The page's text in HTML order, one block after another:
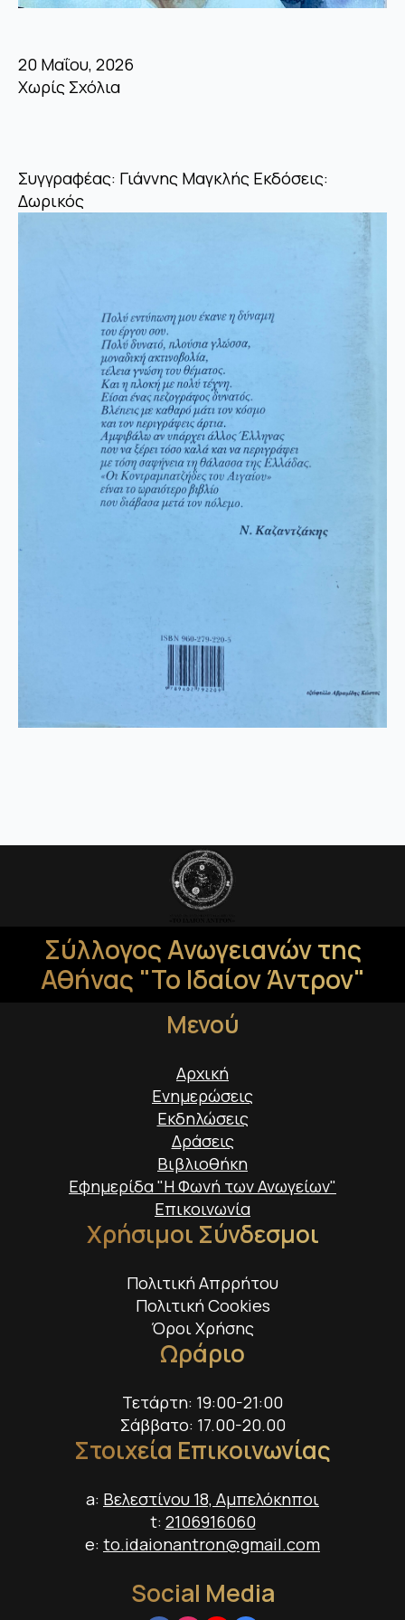
20 Μαΐου, 2026
Χωρίς Σχόλια
Συγγραφέας: Γιάννης Μαγκλής Εκδόσεις:
Δωρικός
Σύλλογος Ανωγειανών της
Αθήνας "Το Ιδαίον Άντρον"
Μενού
Αρχική
Ενημερώσεις
Εκδηλώσεις
Δράσεις
Βιβλιοθήκη
Εφημερίδα "Η Φωνή των Ανωγείων"
Επικοινωνία
Χρήσιμοι Σύνδεσμοι
Πολιτική Απρρήτου
Πολιτική Cookies
Όροι Χρήσης
Ωράριο
Τετάρτη: 19:00-21:00
Σάββατο: 17.00-20.00
Στοιχεία Επικοινωνίας
a: Βελεστίνου 18, Αμπελόκηποι
t: 2106916060
e: to.idaionantron@gmail.com
Social Media